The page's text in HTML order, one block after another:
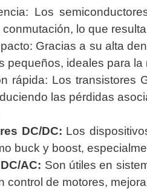
Los
lo que
Gracias a su alta
pequeños, ideales para la
rápida: Los transistores
las pérdidas
DC/DC: Los
buck y boost,
AC: Son útiles en
control de motores,